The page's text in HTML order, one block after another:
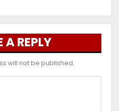
A REPLY
will not be published.